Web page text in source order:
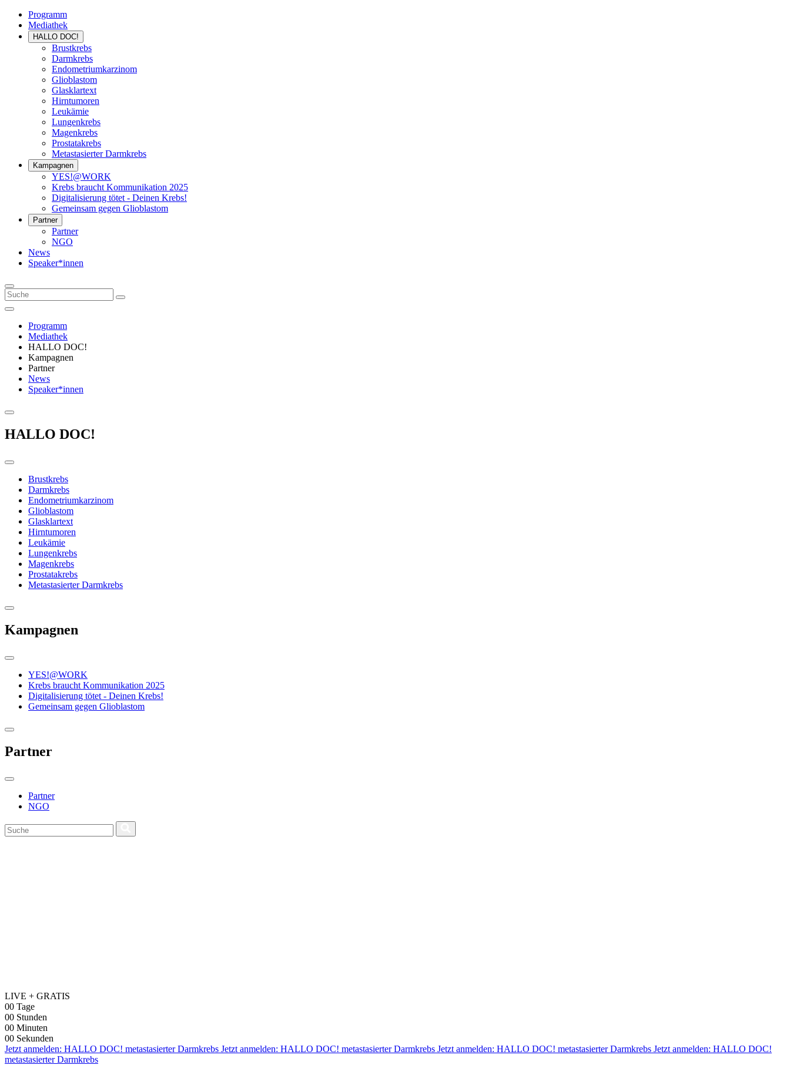
Programm
Mediathek
HALLO DOC!
Brustkrebs
Darmkrebs
Endometriumkarzinom
Glioblastom
Glasklartext
Hirntumoren
Leukämie
Lungenkrebs
Magenkrebs
Prostatakrebs
Metastasierter Darmkrebs
Kampagnen
YES!@WORK
Krebs braucht Kommunikation 2025
Digitalisierung tötet - Deinen Krebs!
Gemeinsam gegen Glioblastom
Partner
Partner
NGO
News
Speaker*innen
Programm
Mediathek
HALLO DOC!
Kampagnen
Partner
News
Speaker*innen
HALLO DOC!
Brustkrebs
Darmkrebs
Endometriumkarzinom
Glioblastom
Glasklartext
Hirntumoren
Leukämie
Lungenkrebs
Magenkrebs
Prostatakrebs
Metastasierter Darmkrebs
Kampagnen
YES!@WORK
Krebs braucht Kommunikation 2025
Digitalisierung tötet - Deinen Krebs!
Gemeinsam gegen Glioblastom
Partner
Partner
NGO
LIVE + GRATIS
00 Tage
00 Stunden
00 Minuten
00 Sekunden
Jetzt anmelden: HALLO DOC! metastasierter Darmkrebs Jetzt anmelden: HALLO DOC! metastasierter Darmkrebs Jetzt anmelden: HALLO DOC! metastasierter Darmkrebs Jetzt anmelden: HALLO DOC!
metastasierter Darmkrebs